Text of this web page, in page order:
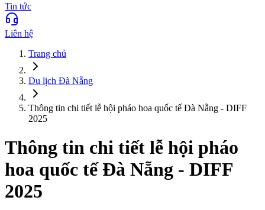
Tin tức
Liên hệ
Trang chủ
Du lịch Đà Nẵng
Thông tin chi tiết lễ hội pháo hoa quốc tế Đà Nẵng - DIFF
2025
Thông tin chi tiết lễ hội pháo
hoa quốc tế Đà Nẵng - DIFF
2025